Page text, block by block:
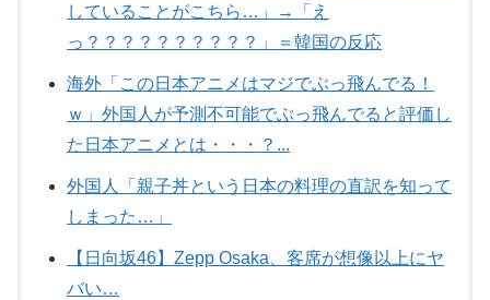
していることがこちら…」→「え
っ？？？？？？？？？？」＝韓国の反応
海外「この日本アニメはマジでぶっ飛んでる！
ｗ」外国人が予測不可能でぶっ飛んでると評価し
た日本アニメとは・・・？...
外国人「親子丼という日本の料理の直訳を知って
しまった…」
【日向坂46】Zepp Osaka、客席が想像以上にヤ
バい…